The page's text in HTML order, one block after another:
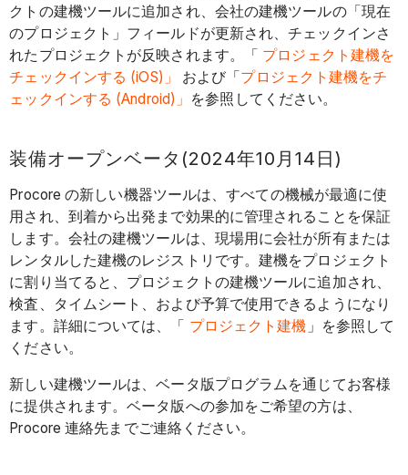
クトの建機ツールに追加され、会社の建機ツールの「現在
のプロジェクト」フィールドが更新され、チェックインさ
れたプロジェクトが反映されます。「 プロジェクト建機を
チェックインする (iOS)」
および「プロジェクト建機をチ
ェックインする (Android)」 を参照してください。
装備オープンベータ(2024年10月14日)
Procore の新しい機器ツールは、すべての機械が最適に使
用され、到着から出発まで効果的に管理されることを保証
します。会社の建機ツールは、現場用に会社が所有または
レンタルした建機のレジストリです。建機をプロジェクト
に割り当てると、プロジェクトの建機ツールに追加され、
検査、タイムシート、および予算で使用できるようになり
ます。詳細については、「 プロジェクト建機 」を参照して
ください。
新しい建機ツールは、ベータ版プログラムを通じてお客様
に提供されます。ベータ版への参加をご希望の方は、
Procore 連絡先までご連絡ください。